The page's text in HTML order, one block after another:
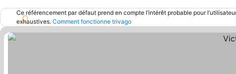
Ce référencement par défaut prend en compte l’intérêt probable pour
exhaustives. Comment fonctionne trivago